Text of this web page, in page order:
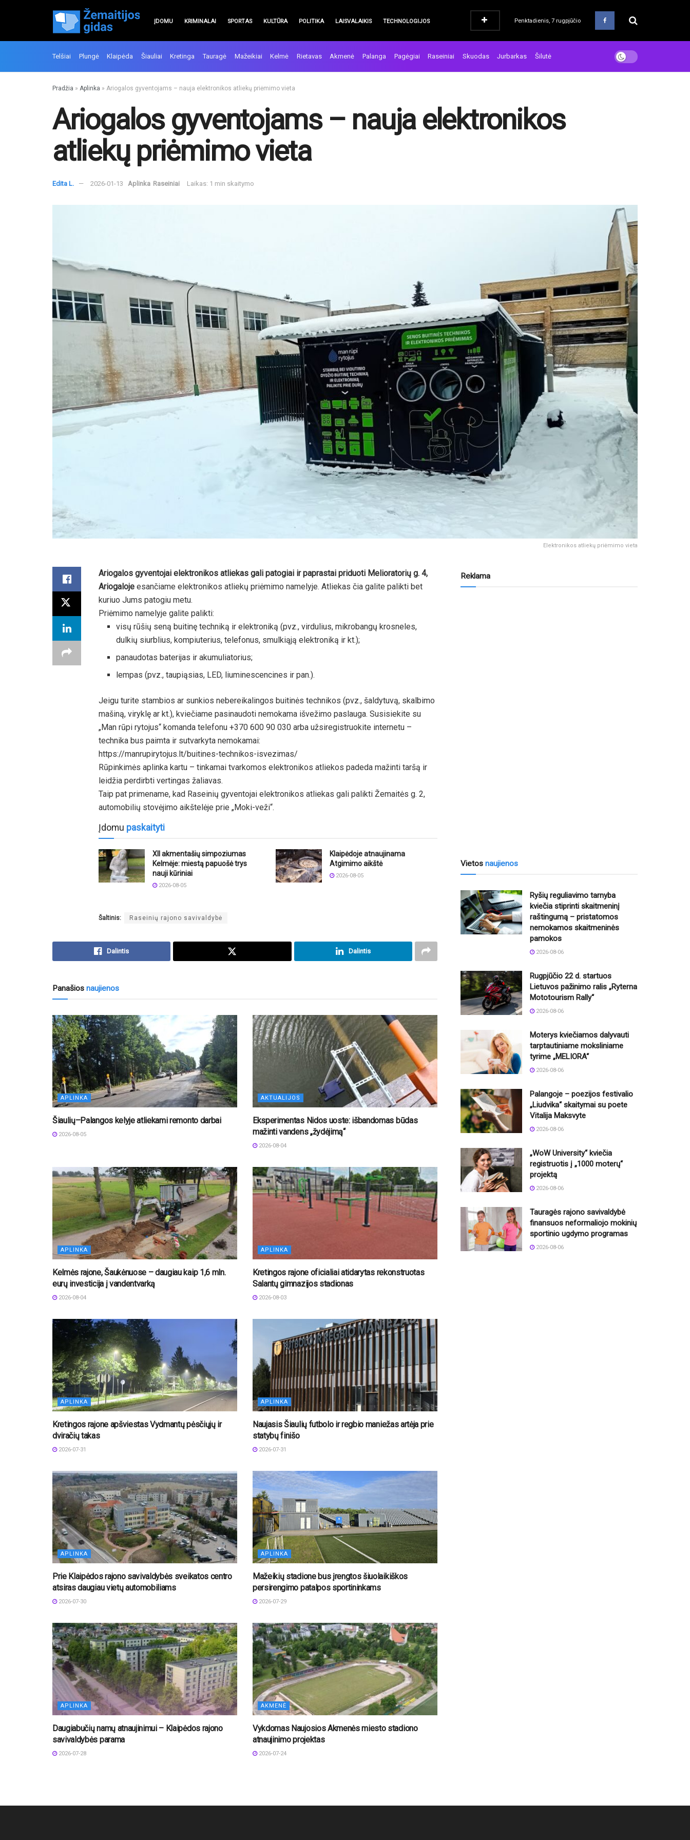
ĮDOMU KRIMINALAI SPORTAS KULTŪRA POLITIKA LAISVALAIKIS TECHNOLOGIJOS Penktadienis, 7 rugpjūčio
Telšiai Plungė Klaipėda Šiauliai Kretinga Tauragė Mažeikiai Kelmė Rietavas Akmenė Palanga Pagėgiai Raseiniai Skuodas Jurbarkas Šilutė
Pradžia » Aplinka » Ariogalos gyventojams – nauja elektronikos atliekų priėmimo vieta
Ariogalos gyventojams – nauja elektronikos
atliekų priėmimo vieta
Edita L. 2026-01-13 Aplinka Raseiniai Laikas: 1 min skaitymo
Elektronikos atliekų priėmimo vieta
Ariogalos gyventojai elektronikos atliekas gali patogiai ir paprastai priduoti Melioratorių g. 4,
Ariogaloje esančiame elektronikos atliekų priėmimo namelyje. Atliekas čia galite palikti bet
kuriuo Jums patogiu metu.
Priėmimo namelyje galite palikti:
visų rūšių seną buitinę techniką ir elektroniką (pvz., virdulius, mikrobangų krosneles,
dulkių siurblius, kompiuterius, telefonus, smulkiąją elektroniką ir kt.);
panaudotas baterijas ir akumuliatorius;
lempas (pvz., taupiąsias, LED, liuminescencines ir pan.).
Jeigu turite stambios ar sunkios nebereikalingos buitinės technikos (pvz., šaldytuvą, skalbimo
mašiną, viryklę ar kt.), kviečiame pasinaudoti nemokama išvežimo paslauga. Susisiekite su
„Man rūpi rytojus“ komanda telefonu +370 600 90 030 arba užsiregistruokite internetu –
technika bus paimta ir sutvarkyta nemokamai:
https://manrupirytojus.lt/buitines-technikos-isvezimas/
Rūpinkimės aplinka kartu – tinkamai tvarkomos elektronikos atliekos padeda mažinti taršą ir
leidžia perdirbti vertingas žaliavas.
Taip pat primename, kad Raseinių gyventojai elektronikos atliekas gali palikti Žemaitės g. 2,
automobilių stovėjimo aikštelėje prie „Moki-veži“.
Įdomu paskaityti
XII akmentašių simpoziumas
Kelmėje: miestą papuošė trys
nauji kūriniai
2026-08-05
Klaipėdoje atnaujinama
Atgimimo aikštė
2026-08-05
Šaltinis: Raseinių rajono savivaldybė
Dalintis Dalintis
Panašios naujienos
APLINKA
Šiaulių–Palangos kelyje atliekami remonto darbai
2026-08-05
AKTUALIJOS
Eksperimentas Nidos uoste: išbandomas būdas
mažinti vandens „žydėjimą“
2026-08-04
APLINKA
Kelmės rajone, Šaukėnuose – daugiau kaip 1,6 mln.
eurų investicija į vandentvarką
2026-08-04
APLINKA
Kretingos rajone oficialiai atidarytas rekonstruotas
Salantų gimnazijos stadionas
2026-08-03
APLINKA
Kretingos rajone apšviestas Vydmantų pėsčiųjų ir
dviračių takas
2026-07-31
APLINKA
Naujasis Šiaulių futbolo ir regbio maniežas artėja prie
statybų finišo
2026-07-31
APLINKA
Prie Klaipėdos rajono savivaldybės sveikatos centro
atsiras daugiau vietų automobiliams
2026-07-30
APLINKA
Mažeikių stadione bus įrengtos šiuolaikiškos
persirengimo patalpos sportininkams
2026-07-29
APLINKA
Daugiabučių namų atnaujinimui – Klaipėdos rajono
savivaldybės parama
2026-07-28
AKMENĖ
Vykdomas Naujosios Akmenės miesto stadiono
atnaujinimo projektas
2026-07-24
Reklama
Vietos naujienos
Ryšių reguliavimo tarnyba
kviečia stiprinti skaitmeninį
raštingumą – pristatomos
nemokamos skaitmeninės
pamokos
2026-08-06
Rugpjūčio 22 d. startuos
Lietuvos pažinimo ralis „Ryterna
Mototourism Rally“
2026-08-06
Moterys kviečiamos dalyvauti
tarptautiniame moksliniame
tyrime „MELIORA“
2026-08-06
Palangoje – poezijos festivalio
„Liudvika“ skaitymai su poete
Vitalija Maksvyte
2026-08-06
„WoW University“ kviečia
registruotis į „1000 moterų“
projektą
2026-08-06
Tauragės rajono savivaldybė
finansuos neformaliojo mokinių
sportinio ugdymo programas
2026-08-06